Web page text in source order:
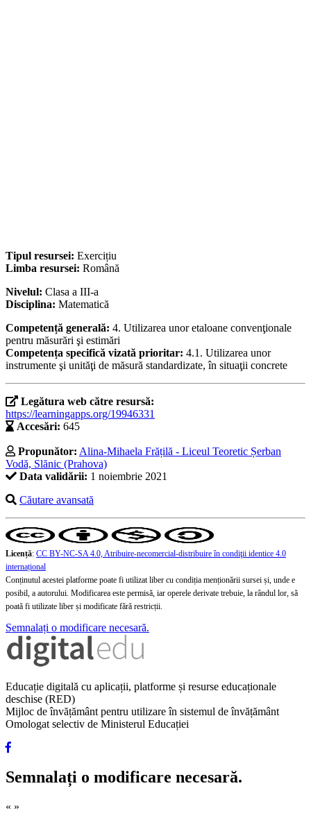
Tipul resursei: Exercițiu
Limba resursei: Română
Nivelul: Clasa a III-a
Disciplina: Matematică
Competență generală: 4. Utilizarea unor etaloane convenţionale
pentru măsurări şi estimări
Competența specifică vizată prioritar: 4.1. Utilizarea unor
instrumente şi unităţi de măsură standardizate, în situaţii concrete
Legătura web către resursă:
https://learningapps.org/19946331
Accesări: 645
Propunător: Alina-Mihaela Frățilă - Liceul Teoretic Șerban
Vodă, Slănic (Prahova)
Data validării: 1 noiembrie 2021
Căutare avansată
Licență: CC BY-NC-SA 4.0, Atribuire-necomercial-distribuire în condiţii identice 4.0
internațional
Conținutul acestei platforme poate fi utilizat liber cu condiția menționării sursei și, unde e
posibil, a autorului. Modificarea este permisă, iar operele derivate trebuie, la rândul lor, să
poată fi utilizate liber și modificate fără restricții.
Semnalați o modificare necesară.
Educație digitală cu aplicații, platforme și resurse educaționale
deschise (RED)
Mijloc de învățământ pentru utilizare în sistemul de învățământ
Omologat selectiv de Ministerul Educației
Semnalați o modificare necesară.
« »